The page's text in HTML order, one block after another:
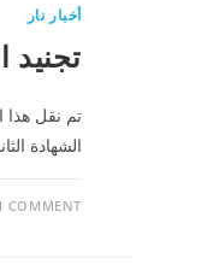
أخبار نار
تجنيد
تم نقل هذا
الشهادة
COMMENT